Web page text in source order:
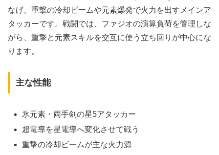
なげ、重撃の冷却ビームや元素爆発で火力を出すメインア
タッカーです。戦闘では、ファジオの演算負荷を管理しな
がら、重撃と元素スキルを交互に使う立ち回りが中心にな
ります。
主な性能
氷元素・両手剣の星5アタッカー
超電導を星電導へ変化させて戦う
重撃の冷却ビームが主な火力源